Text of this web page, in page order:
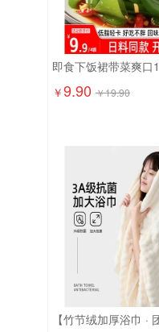
￥9.90 ￥19.90